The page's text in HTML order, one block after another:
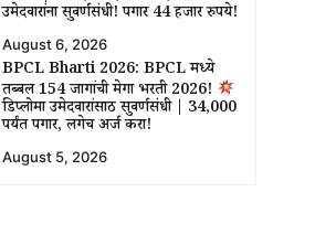
उमेदवारांना सुवर्णसंधी! पगार 44 हजार रुपये!
August 6, 2026
BPCL Bharti 2026: BPCL मध्ये
तब्बल 154 जागांची मेगा भरती 2026!
डिप्लोमा उमेदवारांसाठी सुवर्णसंधी | ₹34,000
पर्यंत पगार, लगेच अर्ज करा!
August 5, 2026